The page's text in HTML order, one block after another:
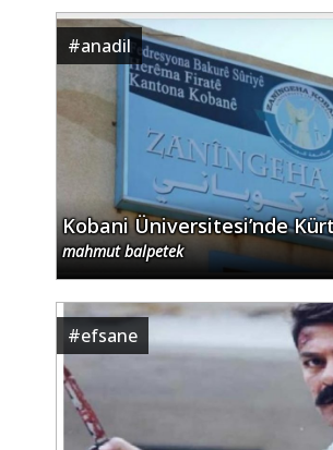
#anadil
Kobani Üniversitesi’nde
mahmut balpetek
#efsane